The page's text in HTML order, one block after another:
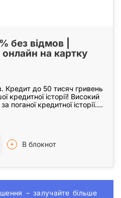
без відмов |
на картку
Кредит до 50 тисяч гривень
кредитної історії! Високий
поганої кредитної історії.
В блокнот
– залучайте більше